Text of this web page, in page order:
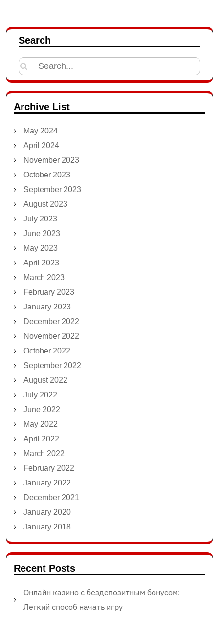
Search
Search
for:
Archive List
May 2024
April 2024
November 2023
October 2023
September 2023
August 2023
July 2023
June 2023
May 2023
April 2023
March 2023
February 2023
January 2023
December 2022
November 2022
October 2022
September 2022
August 2022
July 2022
June 2022
May 2022
April 2022
March 2022
February 2022
January 2022
December 2021
January 2020
January 2018
Recent Posts
Онлайн казино с бездепозитным бонусом:
Легкий способ начать игру